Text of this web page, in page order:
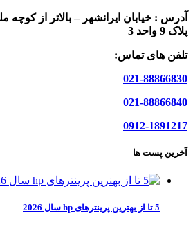
آدرس : خیابان ایرانشهر – بالاتر از کوچه
پلاک 9 واحد 3
تلفن های تماس:
021-88866830
021-88866840
0912-1891217
آخرین پست ها
5 تا از بهترین پرینترهای hp سال 2026